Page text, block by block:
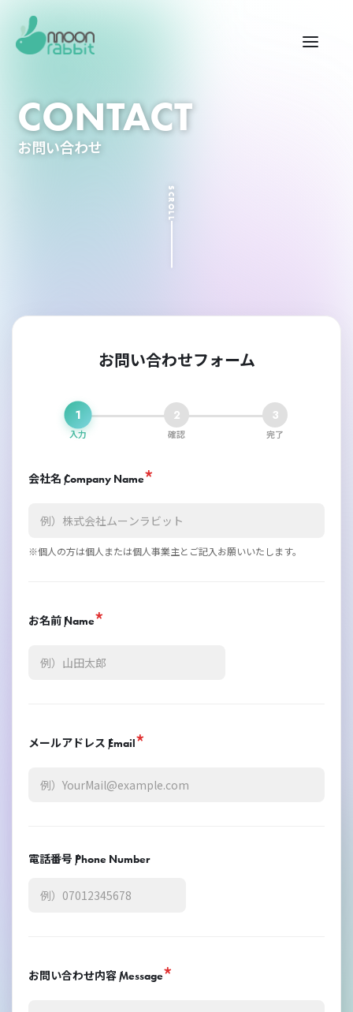
CONTACT
お問い合わせ
SCROLL
お問い合わせフォーム
1
入力
2
確認
3
完了
会社名 /Company Name*
※個人の方は個人または個人事業主とご記入お願いいたします。
お名前 /Name*
メールアドレス /Email*
電話番号 /Phone Number
お問い合わせ内容 /Message*